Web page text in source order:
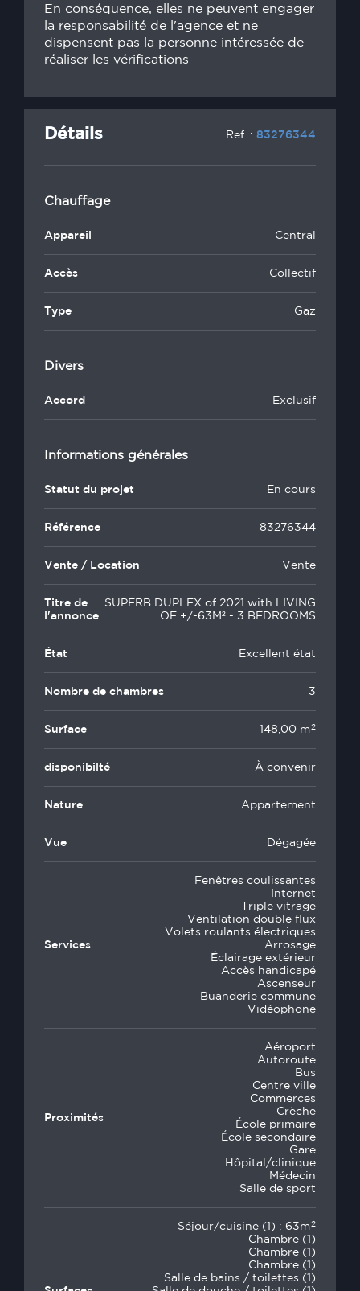
En conséquence, elles ne peuvent engager
la responsabilité de l'agence et ne
dispensent pas la personne intéressée de
réaliser les vérifications
Détails Ref. : 83276344
Chauffage
Appareil Central
Accès Collectif
Type Gaz
Divers
Accord Exclusif
Informations générales
Statut du projet En cours
Référence 83276344
Vente / Location Vente
Titre de
l'annonce
SUPERB DUPLEX of 2021 with LIVING
OF +/-63M² - 3 BEDROOMS
État Excellent état
Nombre de chambres 3
Surface 148,00 m2
disponibilté À convenir
Nature Appartement
Vue Dégagée
Services
Fenêtres coulissantes
Internet
Triple vitrage
Ventilation double flux
Volets roulants électriques
Arrosage
Éclairage extérieur
Accès handicapé
Ascenseur
Buanderie commune
Vidéophone
Proximités
Aéroport
Autoroute
Bus
Centre ville
Commerces
Crèche
École primaire
École secondaire
Gare
Hôpital/clinique
Médecin
Salle de sport
Séjour/cuisine (1) : 63m2
Chambre (1)
Chambre (1)
Chambre (1)
Salle de bains / toilettes (1)